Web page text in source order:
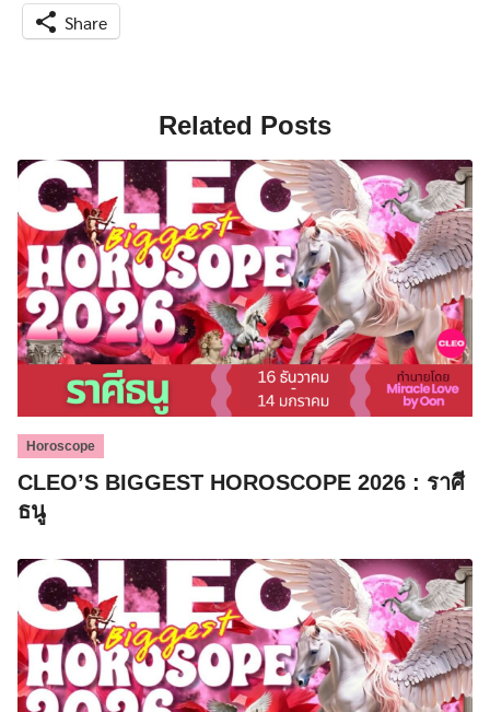
Share
Related Posts
Horoscope
CLEO’S BIGGEST HOROSCOPE 2026 : ราศี
ธนู